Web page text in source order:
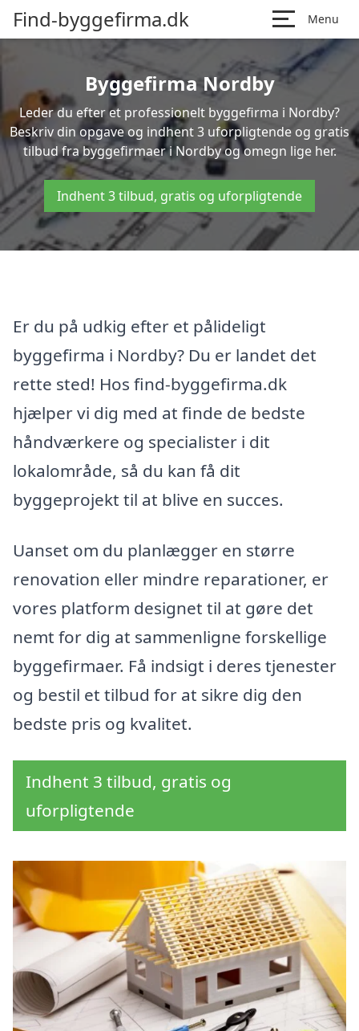
Find-byggefirma.dk Menu
Byggefirma Nordby
Leder du efter et professionelt byggefirma i Nordby?
Beskriv din opgave og indhent 3 uforpligtende og gratis
tilbud fra byggefirmaer i Nordby og omegn lige her.
Indhent 3 tilbud, gratis og uforpligtende
Er du på udkig efter et pålideligt
byggefirma i Nordby? Du er landet det
rette sted! Hos find-byggefirma.dk
hjælper vi dig med at finde de bedste
håndværkere og specialister i dit
lokalområde, så du kan få dit
byggeprojekt til at blive en succes.
Uanset om du planlægger en større
renovation eller mindre reparationer, er
vores platform designet til at gøre det
nemt for dig at sammenligne forskellige
byggefirmaer. Få indsigt i deres tjenester
og bestil et tilbud for at sikre dig den
bedste pris og kvalitet.
Indhent 3 tilbud, gratis og
uforpligtende